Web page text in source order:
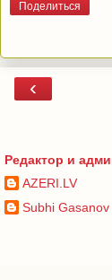
Поделиться
‹
Редактор и
AZERI.LV
Subhi Gasanov